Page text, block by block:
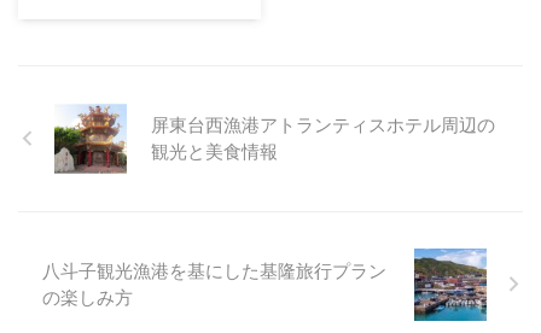
屏東台西漁港アトランティスホテル周辺の
観光と美食情報
八斗子観光漁港を基にした基隆旅行プラン
の楽しみ方